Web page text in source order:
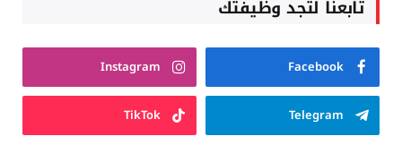
تابعنا لتجد وظيفتك
Facebook
Instagram
Telegram
TikTok